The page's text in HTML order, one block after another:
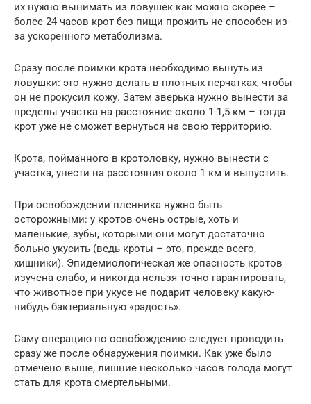
их нужно вынимать из ловушек как можно скорее –
более 24 часов крот без пищи прожить не способен из-
за ускоренного метаболизма.
Сразу после поимки крота необходимо вынуть из
ловушки: это нужно делать в плотных перчатках, чтобы
он не прокусил кожу. Затем зверька нужно вынести за
пределы участка на расстояние около 1-1,5 км – тогда
крот уже не сможет вернуться на свою территорию.
Крота, пойманного в кротоловку, нужно вынести с
участка, унести на расстояния около 1 км и выпустить.
При освобождении пленника нужно быть
осторожными: у кротов очень острые, хоть и
маленькие, зубы, которыми они могут достаточно
больно укусить (ведь кроты – это, прежде всего,
хищники). Эпидемиологическая же опасность кротов
изучена слабо, и никогда нельзя точно гарантировать,
что животное при укусе не подарит человеку какую-
нибудь бактериальную «радость».
Саму операцию по освобождению следует проводить
сразу же после обнаружения поимки. Как уже было
отмечено выше, лишние несколько часов голода могут
стать для крота смертельными.